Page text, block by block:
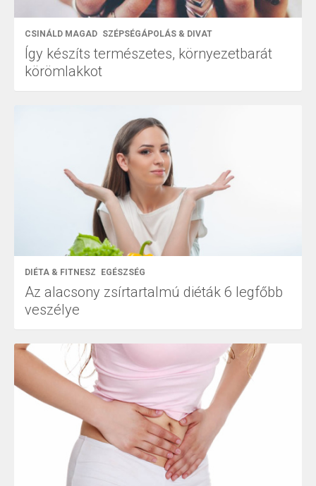
CSINÁLD MAGAD SZÉPSÉGÁPOLÁS & DIVAT
Így készíts természetes, környezetbarát
körömlakkot
DIÉTA & FITNESZ EGÉSZSÉG
Az alacsony zsírtartalmú diéták 6 legfőbb
veszélye